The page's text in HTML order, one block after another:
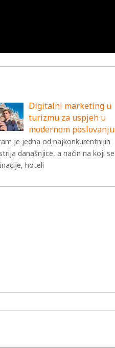
Digitalni marketing u
turizmu za uspjeh u
modernom poslovanju
je jedna od najkonkurentnijih
današnjice, a način na koji se
hoteli